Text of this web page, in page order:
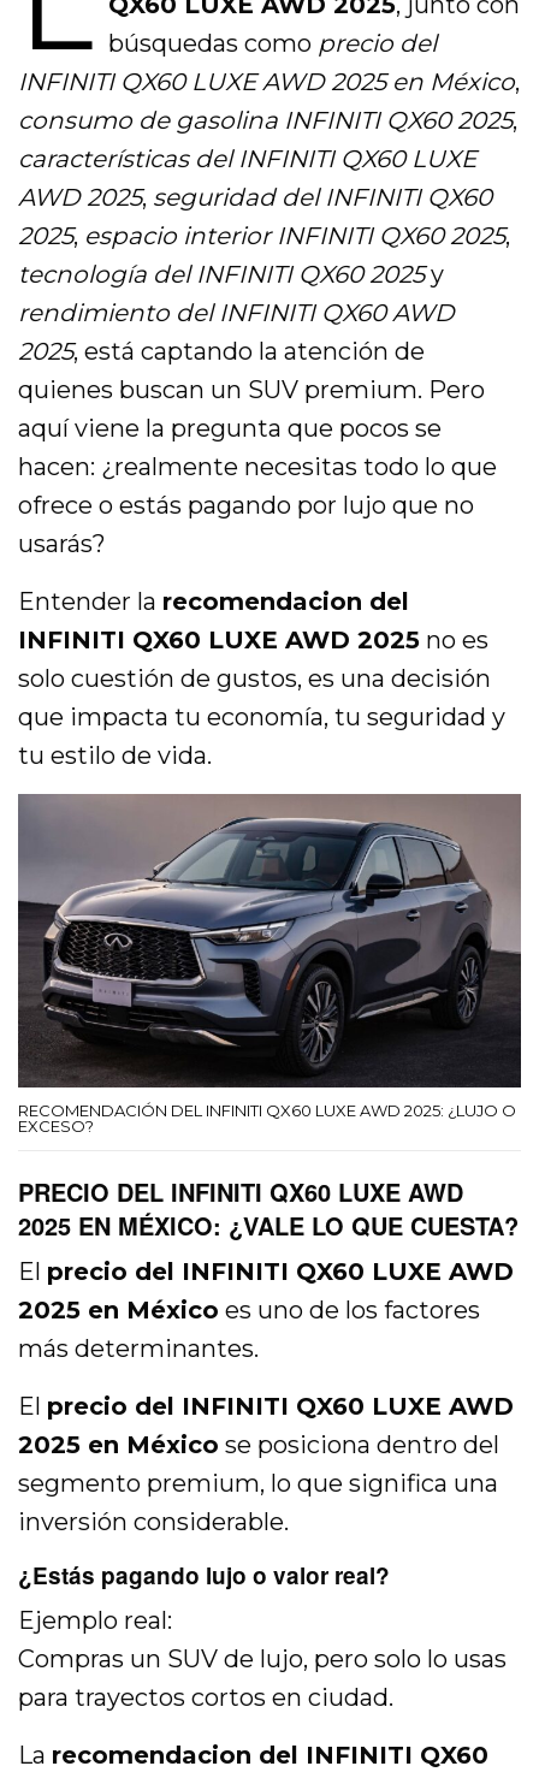
búsquedas como precio del
INFINITI QX60 LUXE AWD 2025 en México,
consumo de gasolina INFINITI QX60 2025,
características del INFINITI QX60 LUXE
AWD 2025, seguridad del INFINITI QX60
2025, espacio interior INFINITI QX60 2025,
tecnología del INFINITI QX60 2025y
rendimiento del INFINITI QX60 AWD
2025, está captando la atención de
quienes buscan un SUV premium. Pero
aquí viene la pregunta que pocos se
hacen: ¿realmente necesitas todo lo que
ofrece o estás pagando por lujo que no
usarás?
Entender la recomendacion del
INFINITI QX60 LUXE AWD 2025 no es
solo cuestión de gustos, es una decisión
que impacta tu economía, tu seguridad y
tu estilo de vida.
RECOMENDACIÓN DEL INFINITI QX60 LUXE AWD 2025: ¿LUJO O
EXCESO?
PRECIO DEL INFINITI QX60 LUXE AWD
2025 EN MÉXICO: ¿VALE LO QUE CUESTA?
El precio del INFINITI QX60 LUXE AWD
2025 en México es uno de los factores
más determinantes.
El precio del INFINITI QX60 LUXE AWD
2025 en México se posiciona dentro del
segmento premium, lo que significa una
inversión considerable.
¿Estás pagando lujo o valor real?
Ejemplo real:
Compras un SUV de lujo, pero solo lo usas
para trayectos cortos en ciudad.
La recomendacion del INFINITI QX60